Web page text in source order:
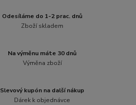
Odesíláme do 1-2 prac. dnů
Zboží skladem
Na výměnu máte 30 dnů
Výměna zboží
Slevový kupón na další nákup
Dárek k objednávce